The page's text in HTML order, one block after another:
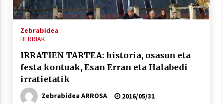
2021/06/30
Zebrabidea
BERRIAK
IRRATIEN TARTEA: historia, osasun eta
festa kontuak, Esan Erran eta Halabedi
irratietatik
Zebrabidea ARROSA
2016/05/31